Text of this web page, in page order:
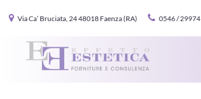
Via Ca’ Bruciata, 24 48018 Faenza (RA) 0546 / 29974